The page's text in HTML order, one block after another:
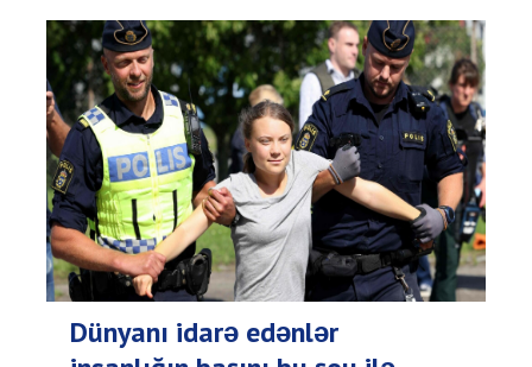
Dünyanı idarə edənlər